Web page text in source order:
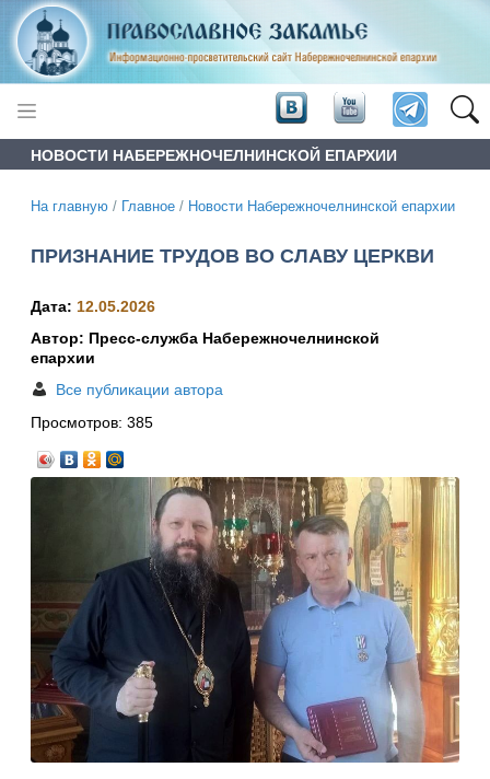
НОВОСТИ НАБЕРЕЖНОЧЕЛНИНСКОЙ ЕПАРХИИ
На главную / Главное / Новости Набережночелнинской епархии
ПРИЗНАНИЕ ТРУДОВ ВО СЛАВУ ЦЕРКВИ
Дата: 12.05.2026
Автор: Пресс-служба Набережночелнинской
епархии
Все публикации автора
Просмотров: 385